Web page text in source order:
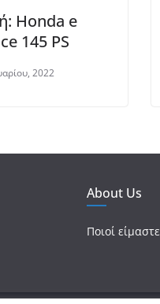
Honda e
145 PS
2022
About Us
Ποιοί είμαστε